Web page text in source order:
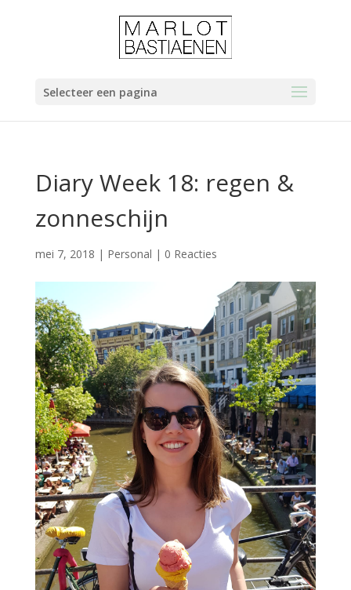
Selecteer een pagina
Diary Week 18: regen &
zonneschijn
mei 7, 2018 | Personal | 0 Reacties